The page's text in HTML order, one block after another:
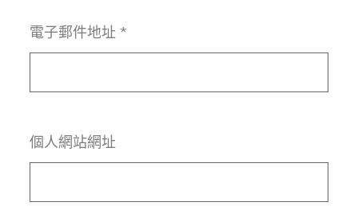
電子郵件地址 *
個人網站網址